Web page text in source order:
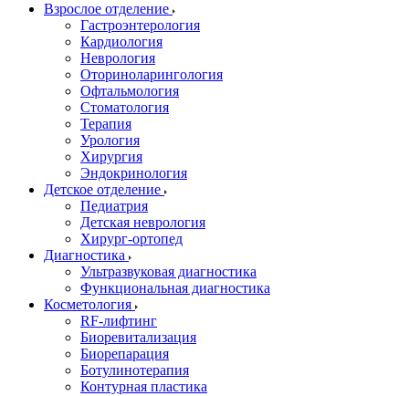
Взрослое отделение
Гастроэнтерология
Кардиология
Неврология
Оториноларингология
Офтальмология
Стоматология
Терапия
Урология
Хирургия
Эндокринология
Детское отделение
Педиатрия
Детская неврология
Хирург-ортопед
Диагностика
Ультразвуковая диагностика
Функциональная диагностика
Косметология
RF-лифтинг
Биоревитализация
Биорепарация
Ботулинотерапия
Контурная пластика